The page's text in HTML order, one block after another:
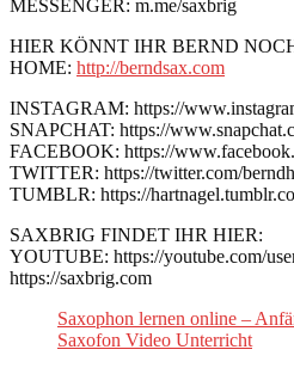
MESSENGER: m.me/saxbrig
HIER KÖNNT IHR BERND
HOME: http://berndsax.com
INSTAGRAM: https://
SNAPCHAT: https://
FACEBOOK: https://
TWITTER: https://twitter.com/
TUMBLR: https://
SAXBRIG FINDET IHR HIER:
YOUTUBE: https://youtube.com/
https://saxbrig.com
Saxophon lernen online –
Saxofon Video Unterricht